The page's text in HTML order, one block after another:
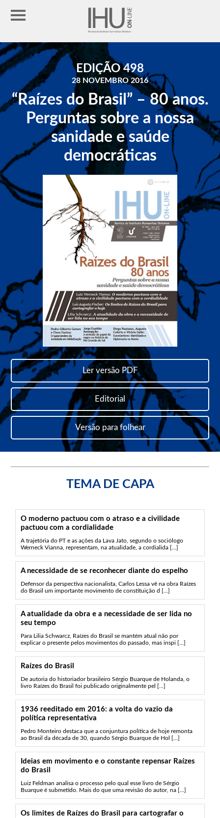
EDIÇÃO 498
28 NOVEMBRO 2016
“Raízes do Brasil” – 80 anos.
Perguntas sobre a nossa
sanidade e saúde
democráticas
Ler versão PDF
Editorial
Versão para folhear
TEMA DE CAPA
O moderno pactuou com o atraso e a civilidade
pactuou com a cordialidade
A trajetória do PT e as ações da Lava Jato, segundo o sociólogo
Werneck Vianna, representam, na atualidade, a cordialida [...]
A necessidade de se reconhecer diante do espelho
Defensor da perspectiva nacionalista, Carlos Lessa vê na obra Raízes
do Brasil um importante movimento de constituição d [...]
A atualidade da obra e a necessidade de ser lida no
seu tempo
Para Lilia Schwarcz, Raízes do Brasil se mantém atual não por
explicar o presente pelos movimentos do passado, mas inspi [...]
Raízes do Brasil
De autoria do historiador brasileiro Sérgio Buarque de Holanda, o
livro Raízes do Brasil foi publicado originalmente pel [...]
1936 reeditado em 2016: a volta do vazio da
política representativa
Pedro Monteiro destaca que a conjuntura política de hoje remonta
ao Brasil da década de 30, quando Sérgio Buarque de Hol [...]
Ideias em movimento e o constante repensar Raízes
do Brasil
Luiz Feldman analisa o processo pelo qual esse livro de Sérgio
Buarque é submetido. Mais do que uma revisão do autor, na [...]
Os limites de Raízes do Brasil para cartografar o